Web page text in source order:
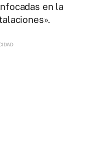
en la